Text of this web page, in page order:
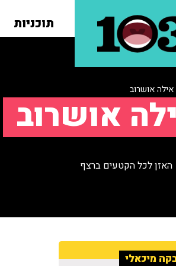
תוכניות
אושרוב
אושרוב
האזן לכל הקטעים ברצף
מיכאלי